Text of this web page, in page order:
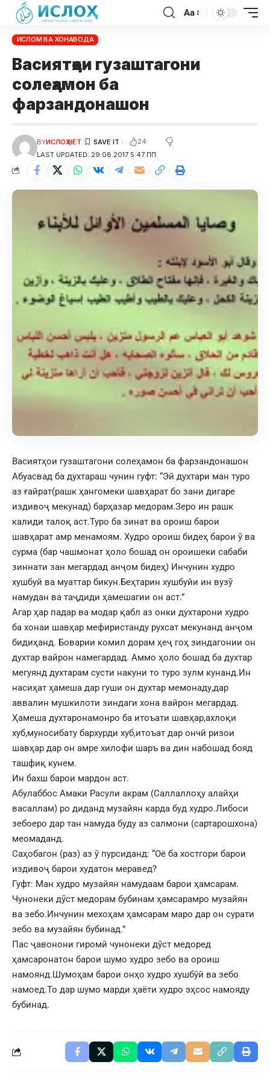
Aa
ИСЛОМ ВА ХОНАВОДА
Васиятҳои гузаштагони
солеҳамон ба
фарзандонашон
LAST UPDATED: 29.08.2017 5:47 ПП
BYИСЛОҲ НЕТ 24
Васиятҳои гузаштагони солеҳамон ба фарзандонашон
Абуасвад ба духтараш чунин гуфт: “Эй духтари ман туро
аз ғайрат(рашк ҳангомеки шавҳарат бо зани дигаре
издивоҷ мекунад) барҳазар медорам.Зеро ин рашк
калиди талоқ аст.Туро ба зинат ва ороиш барои
шавҳарат амр менамоям. Худро ороиш бидеҳ барои ӯ ва
сурма (бар чашмонат ҳоло бошад он ороишеки сабаби
зиннати зан мегардад анҷом бидеҳ) Инчунин худро
хушбуй ва муаттар бикун.Беҳтарин хушбуйи ин вузӯ
намудан ва таҷдиди ҳамешагии он аст.”
Агар ҳар падар ва модар қабл аз онки духтарони худро
ба хонаи шавҳар мефиристанду рухсат мекунанд анҷом
бидиҳанд. Боварии комил дорам ҳеҷ гоҳ зиндагонии он
духтар вайрон намегардад. Аммо ҳоло бошад ба духтар
мегуянд духтарам сусти накуни то туро зулм кунанд.Ин
насиҳат ҳамеша дар гуши он духтар мемонаду,дар
аввалин мушкилоти зиндаги хона вайрон мегардад.
Ҳамеша духтаронамонро ба итоъати шавҳар,ахлоқи
хуб,муносибату бархурди хуб,итоъат дар ончӣ ризои
шавҳар дар он амре хилофи шаръ ва дин набошад бояд
ташфиқ кунем.
Ин бахш барои мардон аст.
Абулаббос Амаки Расули акрам (Саллаллоҳу алайҳи
васаллам) ро диданд музайян карда буд худро.Либоси
зебоеро дар тан намуда буду аз салмони (сартарошхона)
меомаданд.
Саҳобагон (раз) аз ӯ пурсиданд: “Оё ба хостгори барои
издивоҷ барои худатон меравед?
Гуфт: Ман худро музайян намудаам барои ҳамсарам.
Чунонеки дӯст медорам бубинам ҳамсарамро музайян
ва зебо.Инчунин мехоҳам ҳамсарам маро дар он сурати
зебо ва музайян бубинад.”
Пас ҷавонони гиромӣ чунонеки дӯст медоред
ҳамсаронатон барои шумо худро зебо ва ороиш
намоянд.Шумоҳам барои онҳо худро хушбӯй ва зебо
намоед.То дар шумо марди ҳаёти худро эҳсос намояду
бубинад.